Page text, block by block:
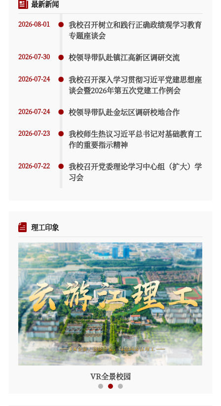
最新新闻
2026-08-01
我校召开树立和践行正确政绩观学习教育
专题座谈会
2026-07-30 校领导带队赴镇江高新区调研交流
2026-07-24
我校召开深入学习贯彻习近平党建思想座
谈会暨2026年第五次党建工作例会
2026-07-24 校领导带队赴金坛区调研校地合作
2026-07-23
我校师生热议习近平总书记对基础教育工
作的重要指示精神
2026-07-22
我校召开党委理论学习中心组（扩大）学
习会
理工印象
VR全景校园
粉花映晴空，江理工的夏意正浓